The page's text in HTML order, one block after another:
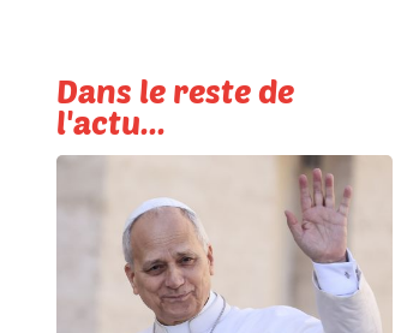
Dans le reste de
l'actu...